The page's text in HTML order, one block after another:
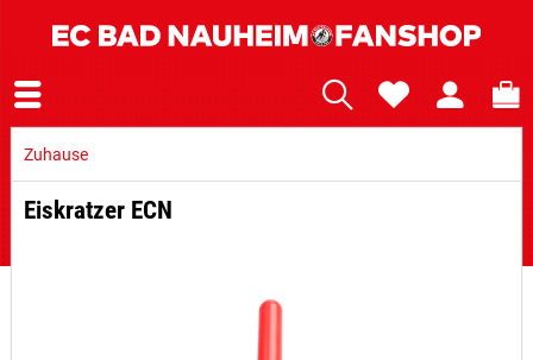
Zuhause
Eiskratzer ECN